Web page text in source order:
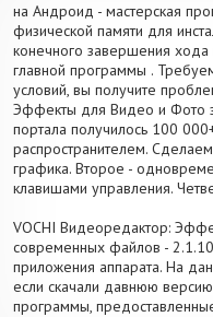
на Андроид - мастерская
физической памяти для
конечного завершения
главной программы .
условий, вы получите
Эффекты для Видео и Фото
портала получилось 100
распространителем.
графика. Второе -
клавишами управления.
VOCHI Видеоредактор:
современных файлов -
приложения аппарата. На
если скачали давнюю
программы,